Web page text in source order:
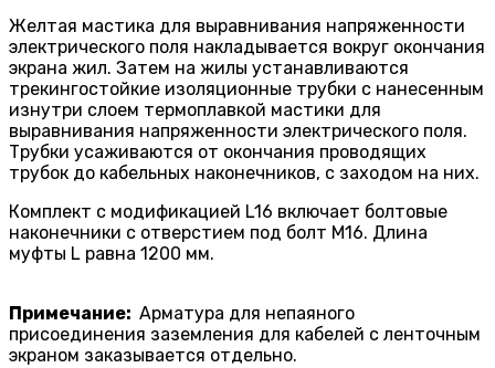
Желтая мастика для выравнивания напряженности
электрического поля накладывается вокруг окончания
экрана жил. Затем на жилы устанавли­ваются
трекингостойкие изоляцион­ные трубки с нанесенным
изнутри слоем термоплавкой мастики для
выравнивания напряженности электрическо­го поля.
Трубки усаживаются от окончания проводящих
трубок до кабельных наконечников, с заходом на них.
Комплект с модификацией L16 включает болтовые
наконечники с отверстием под болт M16. Длина
муфты L равна 1200 мм.
Примечание: Арматура для непаяного
присоединения заземления для кабелей с ленточным
экраном заказывается отдельно.